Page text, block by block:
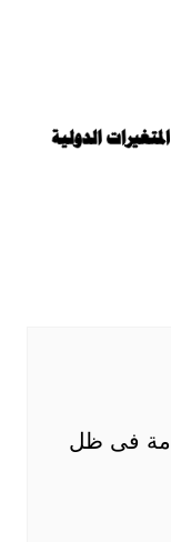
فى ظل